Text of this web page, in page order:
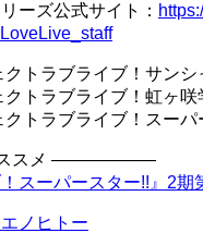
ーズ公式サイト：
トラブライブ！サンシ
トラブライブ！虹ヶ
トラブライブ！スーパ
ススメ ——————
！スーパースター!!』2
ノヒトー